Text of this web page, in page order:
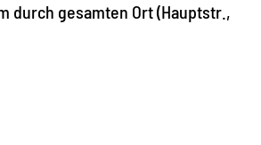
durch gesamten Ort (Hauptstr.,